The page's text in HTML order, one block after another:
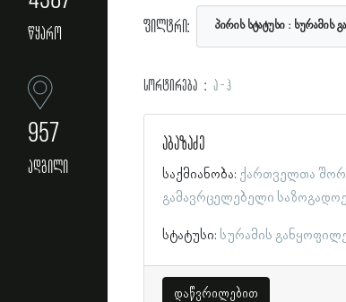
წყარო
957
ადგილი
ფილტრი: პირის სტატუსი სურამის
სორტირება ა - ჰ
აბაზაძე
საქმიანობა: ქართველთა
გამავრცელებელი
სტატუსი: სურამის
დაწვრილებით